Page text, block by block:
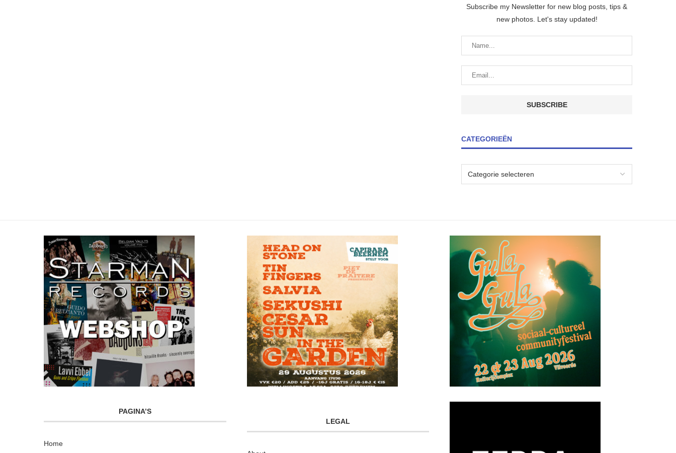
Subscribe my Newsletter for new blog posts, tips &
new photos. Let's stay updated!
CATEGORIEËN
PAGINA’S
Home
LEGAL